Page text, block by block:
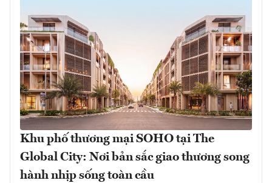
Khu phố thương mại SOHO tại The
Global City: Nơi bản sắc giao thương song
hành nhịp sống toàn cầu